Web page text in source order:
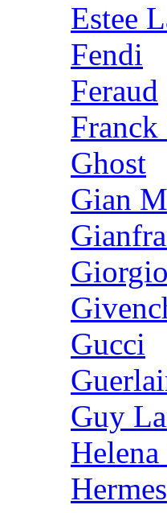
Estee
Fendi
Feraud
Ghost
Gian
Gucci
Guy
Hermes